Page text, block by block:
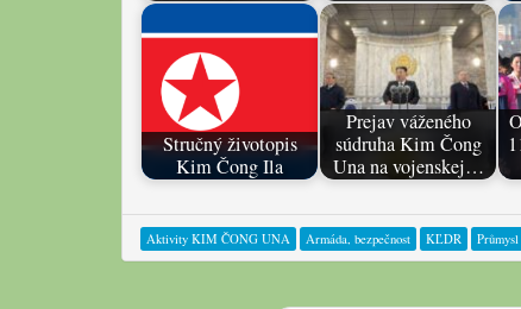
Stručný životopis
Kim Čong Ila
Prejav váženého
súdruha Kim Čong
Una na vojenskej…
Aktivity KIM ČONG UNA Armáda, bezpečnost KĽDR Průmysl